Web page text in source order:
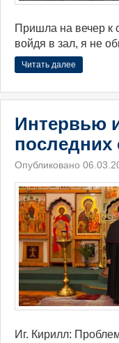
Пришла на вечер к
войдя в зал, я не
Читать далее
Интервью
последних
Опубликовано
Иг. Кирилл: